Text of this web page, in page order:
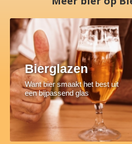
Bierglazen
Want bier smaakt het best uit
een bijpassend glas